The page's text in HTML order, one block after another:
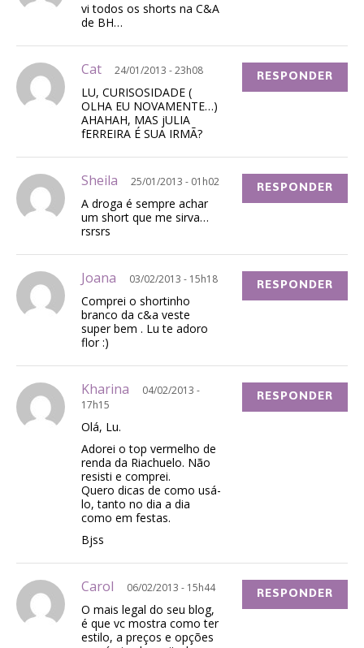
vi todos os shorts na C&A
de BH…
Cat 24/01/2013 - 23h08
LU, CURISOSIDADE (
OLHA EU NOVAMENTE…)
AHAHAH, MAS jULIA
fERREIRA É SUA IRMÃ?
RESPONDER
Sheila 25/01/2013 - 01h02
A droga é sempre achar
um short que me sirva…
rsrsrs
RESPONDER
Joana 03/02/2013 - 15h18
Comprei o shortinho
branco da c&a veste
super bem . Lu te adoro
flor :)
RESPONDER
Kharina
04/02/2013 -
17h15
Olá, Lu.
Adorei o top vermelho de
renda da Riachuelo. Não
resisti e comprei.
Quero dicas de como usá-
lo, tanto no dia a dia
como em festas.
Bjss
RESPONDER
Carol 06/02/2013 - 15h44
O mais legal do seu blog,
é que vc mostra como ter
estilo, a preços e opções
RESPONDER